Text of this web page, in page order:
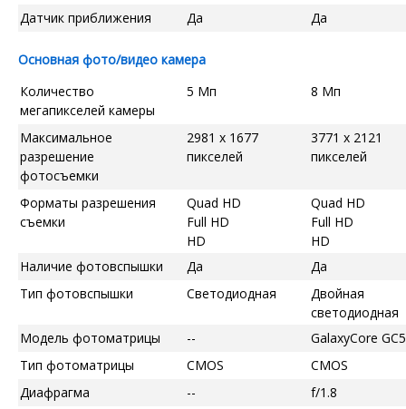
Датчик приближения Да Да
Основная фото/видео камера
Количество
мегапикселей камеры
5 Мп 8 Мп
Максимальное
разрешение
фотосъемки
2981 x 1677
пикселей
3771 x 2121
пикселей
Форматы разрешения
съемки
Quad HD
Full HD
HD
Quad HD
Full HD
HD
Наличие фотовспышки
Да
Да
Тип фотовспышки
Светодиодная
Двойная
светодиодная
Модель фотоматрицы
--
GalaxyCore
Тип фотоматрицы
CMOS
CMOS
Диафрагма
--
f/1.8